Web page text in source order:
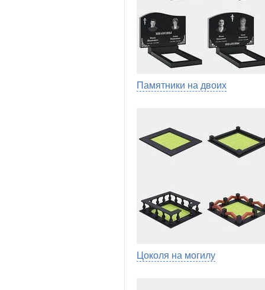
Памятники на двоих
Цоколя на могилу